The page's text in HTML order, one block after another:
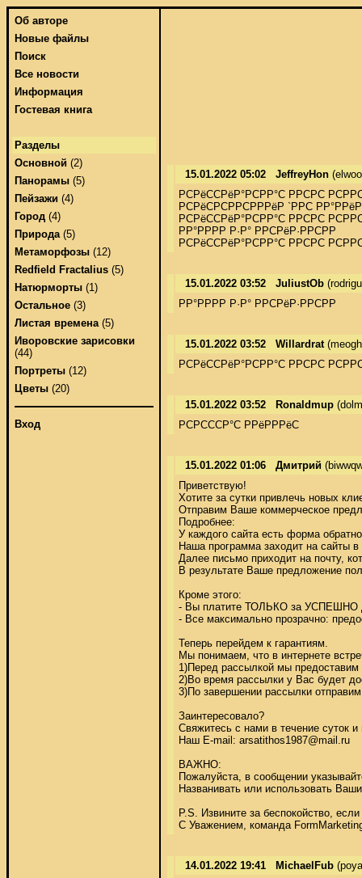
Об авторе
Новые файлы
Поиск
Все новости
Информация
Гостевая книга
Разделы
Основной (2)
Панорамы (5)
Пейзажи (4)
Город (4)
Природа(5)
Метаморфозы (12)
Redfield Fractalius (5)
Натюрморты (1)
Остальное (3)
Листая времена(5)
Иворовские зарисовки
(44)
Портреты (12)
Цветы (20)
Вход
15.01.2022 05:02 JeffreyHon
РСРёССРёР°РСРР°С РРСРС
РСРёСРСРРСРРРёР `РРС
РСРёССРёР°РСРР°С РРСРС
РР°РРРР Р·Р° РРСРёР·РРСРР
РСРёССРёР°РСРР°С РРСРС
15.01.2022 03:52 JuliustOb
РР°РРРР Р·Р° РРСРёР·РРСРР
15.01.2022 03:52 Willardrat
РСРёССРёР°РСРР°С РРСРС
15.01.2022 03:52 Ronaldmup
РСРСССР°С РРёРРРёС
15.01.2022 01:06 Дмитрий
Приветствую!
Хотите за сутки привлечь новых
Отправим Ваше коммерческое
Подробнее:
У каждого сайта есть форма
Наша программа заходит на сайты
Далее письмо приходит на почту,
В результате Ваше предложение
Кроме этого:
- Вы платите ТОЛЬКО за УСПЕШНО
- Все максимально прозрачно:
Теперь перейдем к гарантиям.
Мы понимаем, что в интернете
1)Перед рассылкой мы
2)Во время рассылки у Вас будет
3)По завершении рассылки
Заинтересовало?
Свяжитесь с нами в течение суток
Наш E-mail: arsatithos1987@mail.ru
ВАЖНО:
Пожалуйста, в сообщении
Названивать или использовать
P.S. Извините за беспокойство,
С Уважением, команда
14.01.2022 19:41 MichaelFub